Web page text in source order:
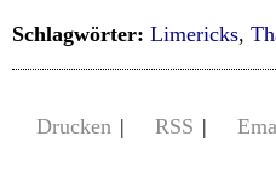
Schlagwörter: Limericks,
Drucken | RSS |